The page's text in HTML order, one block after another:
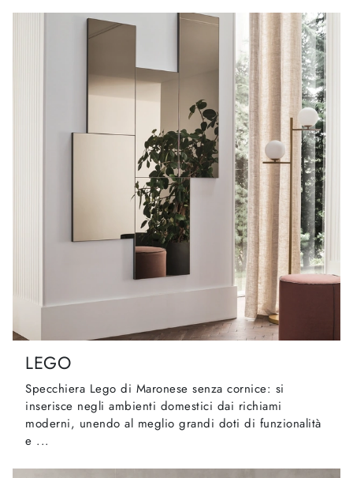
LEGO
Specchiera Lego di Maronese senza cornice: si
inserisce negli ambienti domestici dai richiami
moderni, unendo al meglio grandi doti di funzionalità
e ...